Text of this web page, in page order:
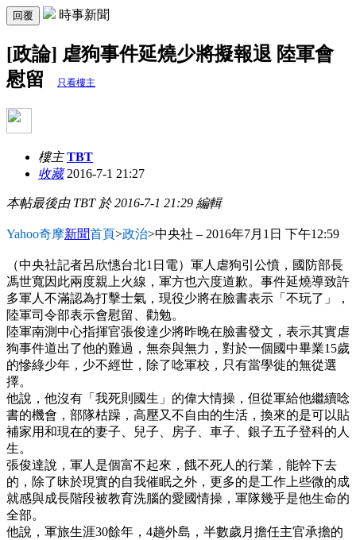
回覆 時事新聞
[政論] 虐狗事件延燒少將擬報退 陸軍會
慰留
只看樓主
樓主 TBT
收藏2016-7-1 21:27
本帖最後由 TBT 於 2016-7-1 21:29 編輯
Yahoo奇摩新聞首頁>政治>中央社 – 2016年7月1日 下午12:59
（中央社記者呂欣憓台北1日電）軍人虐狗引公憤，國防部長
馮世寬因此兩度親上火線，軍方也六度道歉。事件延燒導致許
多軍人不滿認為打擊士氣，現役少將在臉書表示「不玩了」，
陸軍司令部表示會慰留、勸勉。
陸軍南測中心指揮官張俊達少將昨晚在臉書發文，表示其實虐
狗事件道出了他的難過，無奈與無力，對於一個國中畢業15歲
的慘綠少年，少不經世，除了唸軍校，只有當學徙的無從選
擇。
他說，他沒有「我死則國生」的偉大情操，但從軍給他繼續唸
書的機會，部隊枯躁，高壓又不自由的生活，換來的是可以貼
補家用和現在的妻子、兒子、房子、車子、銀子五子登科的人
生。
張俊達說，軍人是個富不起來，餓不死人的行業，能幹下去
的，除了昧於現實的自我催眠之外，更多的是工作上些微的成
就感與成長階段被教育洗腦的愛國情操，軍隊幾乎是他生命的
全部。
他說，軍旅生涯30餘年，4趟外島，半數歲月擔任主官承擔的